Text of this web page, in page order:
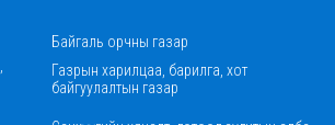
Байгаль орчны газар
Газрын харилцаа, барилга, хот
байгуулалтын газар